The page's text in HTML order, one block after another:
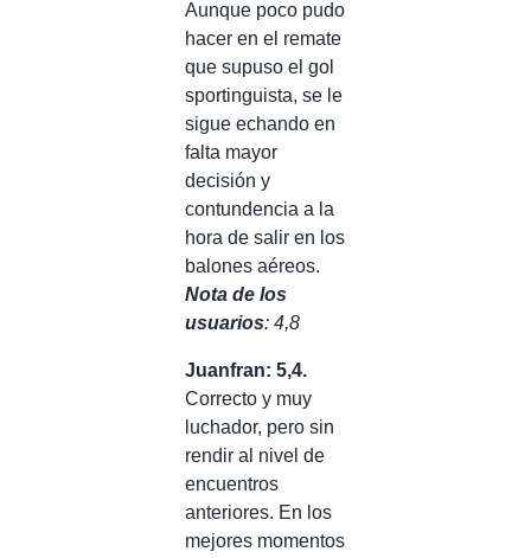
Aunque poco pudo
hacer en el remate
que supuso el gol
sportinguista, se le
sigue echando en
falta mayor
decisión y
contundencia a la
hora de salir en los
balones aéreos.
Nota de los
usuarios: 4,8
Juanfran: 5,4.
Correcto y muy
luchador, pero sin
rendir al nivel de
encuentros
anteriores. En los
mejores momentos